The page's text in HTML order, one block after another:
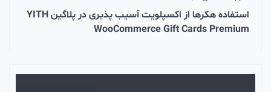
استفاده هکرها از اکسپلویت آسیب پذیری در پلاگین YITH
WooCommerce Gift